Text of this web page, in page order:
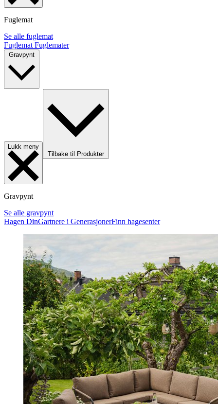
Fuglemat
Se alle fuglemat
Fuglemat Fuglemater
Lukk meny
Tilbake til Produkter
Gravpynt
Se alle gravpynt
Hagen DinGartnere i GenerasjonerFinn hagesenter